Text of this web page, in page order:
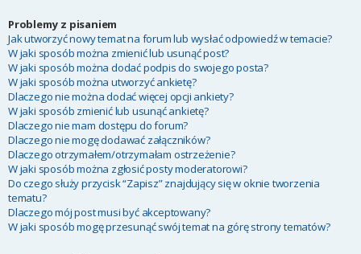
Problemy z pisaniem
Jak utworzyć nowy temat na forum lub wysłać odpowiedź w temacie?
W jaki sposób można zmienić lub usunąć post?
W jaki sposób można dodać podpis do swojego posta?
W jaki sposób można utworzyć ankietę?
Dlaczego nie można dodać więcej opcji ankiety?
W jaki sposób zmienić lub usunąć ankietę?
Dlaczego nie mam dostępu do forum?
Dlaczego nie mogę dodawać załączników?
Dlaczego otrzymałem/otrzymałam ostrzeżenie?
W jaki sposób można zgłosić posty moderatorowi?
Do czego służy przycisk “Zapisz” znajdujący się w oknie tworzenia
tematu?
Dlaczego mój post musi być akceptowany?
W jaki sposób mogę przesunąć swój temat na górę strony tematów?